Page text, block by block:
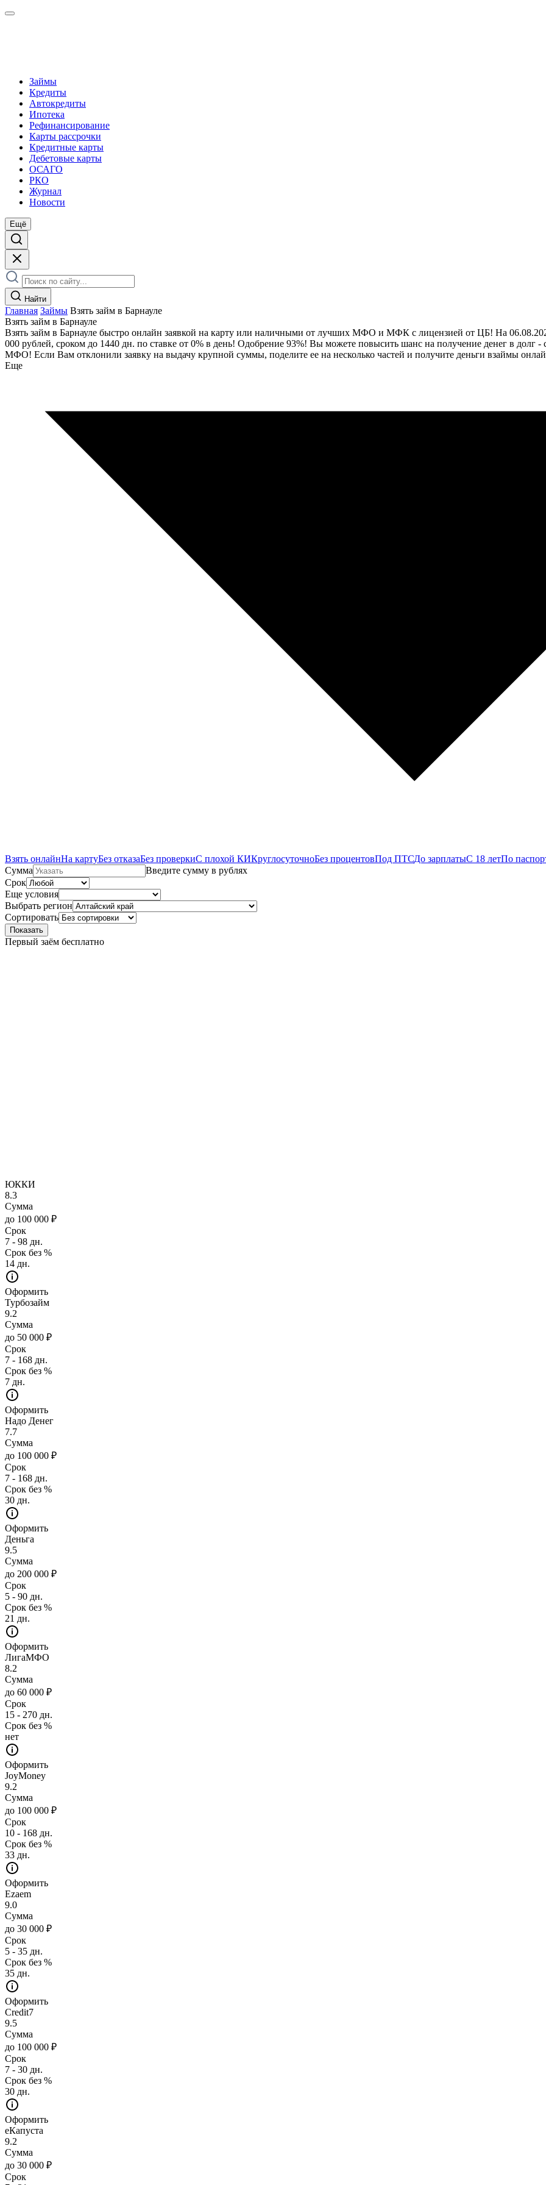
Займы
Кредиты
Автокредиты
Ипотека
Рефинансирование
Карты рассрочки
Кредитные карты
Дебетовые карты
ОСАГО
РКО
Журнал
Новости
Ещё
Найти
Главная Займы Взять займ в Барнауле
Взять займ в Барнауле
Взять займ в Барнауле быстро онлайн заявкой на карту или наличными от лучших МФО и МФК с лицензией от ЦБ! На
000 рублей, сроком до 1440 дн. по ставке от 0% в день! Одобрение 93%! Вы можете повысить шанс на получение денег в долг -
МФО! Если Вам отклонили заявку на выдачу крупной суммы, поделите ее на несколько частей и получите деньги взаймы
Еще
Взять онлайнНа картуБез отказаБез проверкиС плохой КИКруглосуточноБез процентовПод ПТСДо зарплатыС 18 летПо
Сумма
Введите сумму в рублях
Срок
Еще условия
Выбрать регион
Сортировать
Показать
Первый заём бесплатно
ЮККИ
8.3
Сумма
до 100 000 ₽
Срок
7 - 98 дн.
Срок без %
14 дн.
Оформить
Турбозайм
9.2
Сумма
до 50 000 ₽
Срок
7 - 168 дн.
Срок без %
7 дн.
Оформить
Надо Денег
7.7
Сумма
до 100 000 ₽
Срок
7 - 168 дн.
Срок без %
30 дн.
Оформить
Деньга
9.5
Сумма
до 200 000 ₽
Срок
5 - 90 дн.
Срок без %
21 дн.
Оформить
ЛигаМФО
8.2
Сумма
до 60 000 ₽
Срок
15 - 270 дн.
Срок без %
нет
Оформить
JoyMoney
9.2
Сумма
до 100 000 ₽
Срок
10 - 168 дн.
Срок без %
33 дн.
Оформить
Ezaem
9.0
Сумма
до 30 000 ₽
Срок
5 - 35 дн.
Срок без %
35 дн.
Оформить
Credit7
9.5
Сумма
до 100 000 ₽
Срок
7 - 30 дн.
Срок без %
30 дн.
Оформить
еКапуста
9.2
Сумма
до 30 000 ₽
Срок